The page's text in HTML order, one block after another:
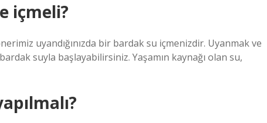
içmeli?
uyandığınızda bir bardak su içmenizdir. Uyanmak ve
suyla başlayabilirsiniz. Yaşamın kaynağı olan su,